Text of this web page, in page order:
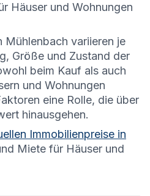
Häuser und Wohnungen
Mühlenbach variieren je
Größe und Zustand der
beim Kauf als auch
und Wohnungen
eine Rolle, die über
hinausgehen.
Immobilienpreise in
Miete für Häuser und